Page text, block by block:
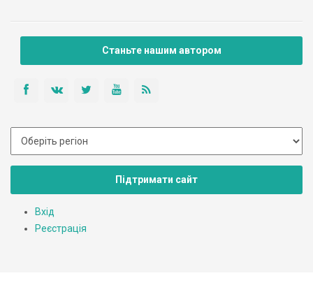
існувати – практично усіх […]
Станьте нашим автором
Підтримати сайт
Вхід
Реєстрація